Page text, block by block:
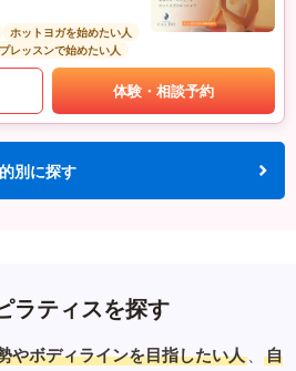
ホットヨガを始めたい人
レッスンで始めたい人
体験・相談予約
別に探す
ラティスを探す
やボディラインを目指したい人 、 自